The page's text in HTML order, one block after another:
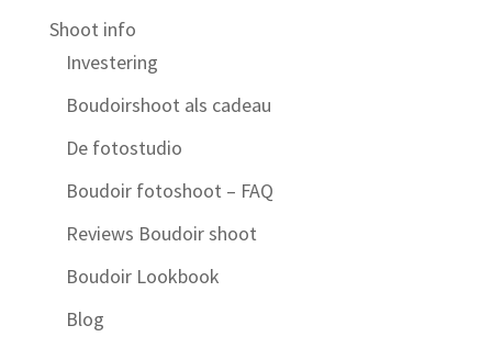
Shoot info
Investering
Boudoirshoot als cadeau
De fotostudio
Boudoir fotoshoot – FAQ
Reviews Boudoir shoot
Boudoir Lookbook
Blog